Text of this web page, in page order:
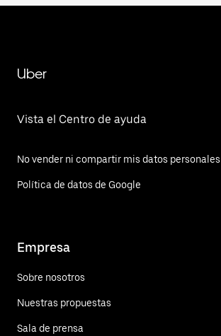
Uber
Vista el Centro de ayuda
No vender ni compartir mis datos personales
Política de datos de Google
Empresa
Sobre nosotros
Nuestras propuestas
Sala de prensa